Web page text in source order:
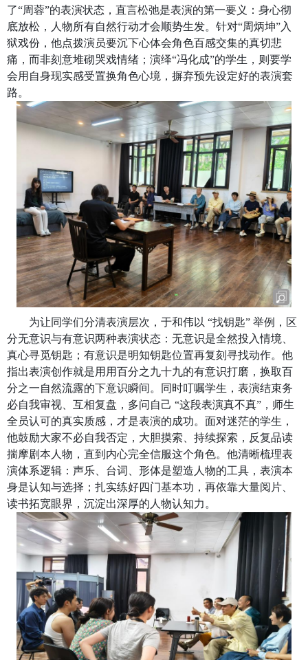
了“周蓉”的表演状态，直言松弛是表演的第一要义：身心彻
底放松，人物所有自然行动才会顺势生发。针对“周炳坤”入
狱戏份，他点拨演员要沉下心体会角色百感交集的真切悲
痛，而非刻意堆砌哭戏情绪；演绎“冯化成”的学生，则要学
会用自身现实感受置换角色心境，摒弃预先设定好的表演套
路。
为让同学们分清表演层次，于和伟以 “找钥匙” 举例，区
分无意识与有意识两种表演状态：无意识是全然投入情境、
真心寻觅钥匙；有意识是明知钥匙位置再复刻寻找动作。他
指出表演创作就是用用百分之九十九的有意识打磨，换取百
分之一自然流露的下意识瞬间。同时叮嘱学生，表演结束务
必自我审视、互相复盘，多问自己 “这段表演真不真”，师生
全员认可的真实质感，才是表演的成功。面对迷茫的学生，
他鼓励大家不必自我否定，大胆摸索、持续探索，反复品读
揣摩剧本人物，直到内心完全信服这个角色。他清晰梳理表
演体系逻辑：声乐、台词、形体是塑造人物的工具，表演本
身是认知与选择；扎实练好四门基本功，再依靠大量阅片、
读书拓宽眼界，沉淀出深厚的人物认知力。